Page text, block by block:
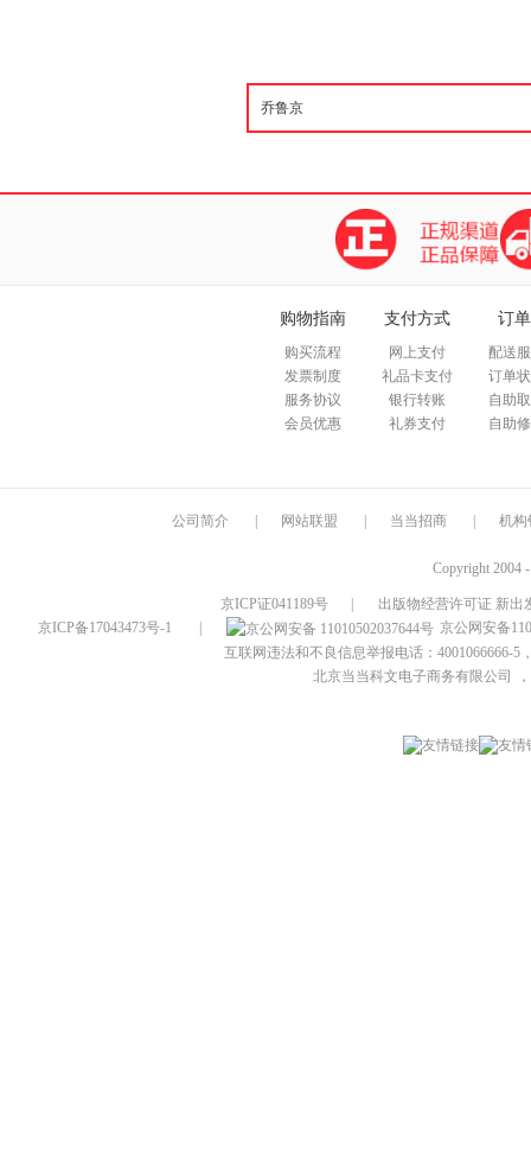
购物指南
购买流程
发票制度
服务协议
会员优惠
支付方式
网上支付
礼品卡支付
银行转账
礼券支付
订
配送
订单
自助
自助
公司简介 网站联盟 当当招商 机构
Copyright 2004
京ICP证041189号
出版物经营许可证 新出
京ICP备17043473号-1
京公网安备
互联网违法和不良信息举报电话：4001066666-5
北京当当科文电子商务有限公司